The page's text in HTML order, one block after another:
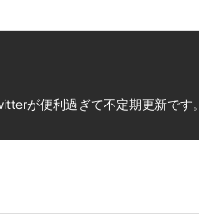
が便利過ぎて不定期更新です。